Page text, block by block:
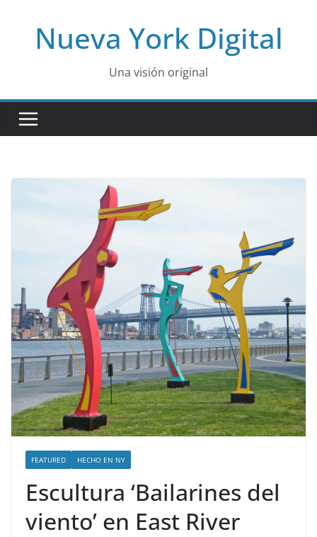
contentNueva York Digital
Una visión original
FEATURED HECHO EN NY
Escultura ‘Bailarines del
viento’ en East River